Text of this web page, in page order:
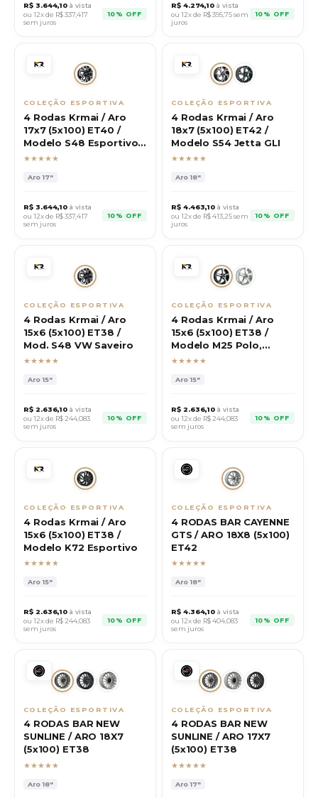
R$ 3.644,10 à vista
ou 12x de R$337,417
sem juros
10% OFF
R$ 4.274,10 à vista
ou 12x de R$395,75sem
juros
10% OFF
COLEÇÃO ESPORTIVA
4 Rodas Krmai / Aro
17x7 (5x100) ET40 /
Modelo S48 Esportivo
VW
★★★★★
Aro17"
R$ 3.644,10 à vista
ou 12x de R$337,417
sem juros
10% OFF
COLEÇÃO ESPORTIVA
4 Rodas Krmai / Aro
18x7 (5x100) ET42 /
Modelo S54 Jetta GLI
★★★★★
Aro18"
R$ 4.463,10 à vista
ou 12x de R$413,25sem
juros
10% OFF
COLEÇÃO ESPORTIVA
4 Rodas Krmai / Aro
15x6 (5x100) ET38 /
Mod. S48 VW Saveiro
★★★★★
Aro15"
R$ 2.636,10 à vista
ou 12x de R$ 244,083
sem juros
10% OFF
COLEÇÃO ESPORTIVA
4 Rodas Krmai / Aro
15x6 (5x100) ET38 /
Modelo M25 Polo,
Virtus
★★★★★
Aro15"
R$ 2.636,10 à vista
ou 12x de R$ 244,083
sem juros
10% OFF
COLEÇÃO ESPORTIVA
4 Rodas Krmai / Aro
15x6 (5x100) ET38 /
Modelo K72 Esportivo
★★★★★
Aro15"
R$ 2.636,10 à vista
ou 12x de R$ 244,083
sem juros
10% OFF
COLEÇÃO ESPORTIVA
4 RODAS BAR CAYENNE
GTS / ARO 18X8 (5x100)
ET42
★★★★★
Aro18"
R$ 4.364,10 à vista
ou 12x de R$404,083
sem juros
10% OFF
COLEÇÃO ESPORTIVA
4 RODAS BAR NEW
SUNLINE / ARO 18X7
(5x100) ET38
★★★★★
Aro18"
COLEÇÃO ESPORTIVA
4 RODAS BAR NEW
SUNLINE / ARO 17X7
(5x100) ET38
★★★★★
Aro17"